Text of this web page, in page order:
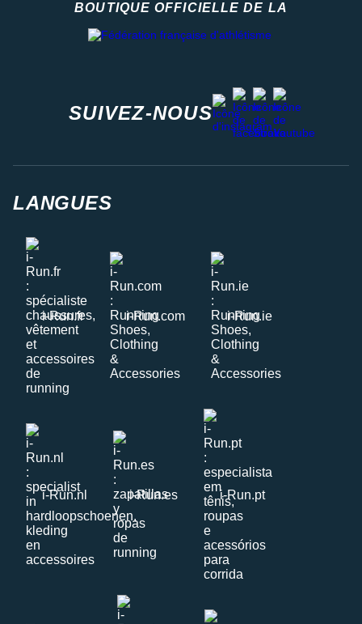
BOUTIQUE OFFICIELLE DE LA
SUIVEZ-NOUS
instagram
facebook
stravayoutube
LANGUES
i-Run.fr i-Run.com i-Run.ie
i-Run.nl i-Run.es i-Run.pt